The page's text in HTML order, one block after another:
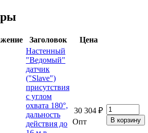
Заголовок Цена
Настенный
"Ведомый"
датчик
("Slave")
присутствия
с углом
охвата 180°,
дальность
действия до
30 304 ₽
Опт